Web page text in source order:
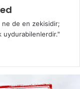
de en zekisidir;
uydurabilenlerdir."